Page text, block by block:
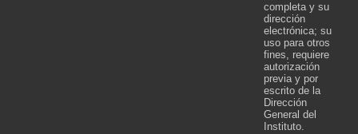
completa y su
dirección
electrónica; su
uso para otros
fines, requiere
autorización
previa y por
escrito de la
Dirección
General del
Instituto.